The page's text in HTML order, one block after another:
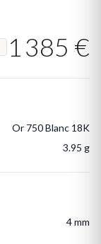
1 385 €
Or 750 Blanc 18K
3.95 g
4 mm